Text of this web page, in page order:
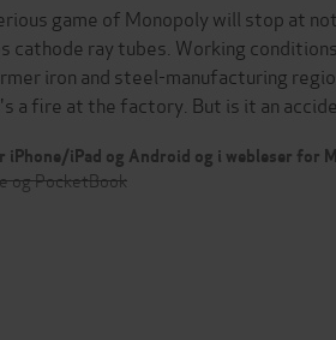
game of Monopoly will stop at
cathode ray tubes. Working
iron and steel-manufacturing
a fire at the factory. But is it an
iPhone/iPad og Android og i webleser for
og PocketBook